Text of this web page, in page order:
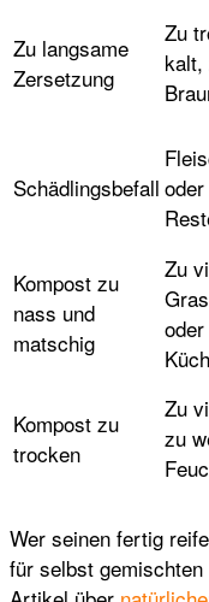
Zu langsame
Zersetzung
Zu
kalt,
Schädlingsbefall
Kompost zu
nass und
matschig
Zu
Kompost zu
trocken
Zu
zu
Wer seinen fertig
für selbst